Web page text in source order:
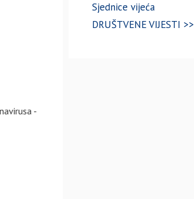
-
Sjednice vijeća
DRUŠTVENE VIJESTI >>